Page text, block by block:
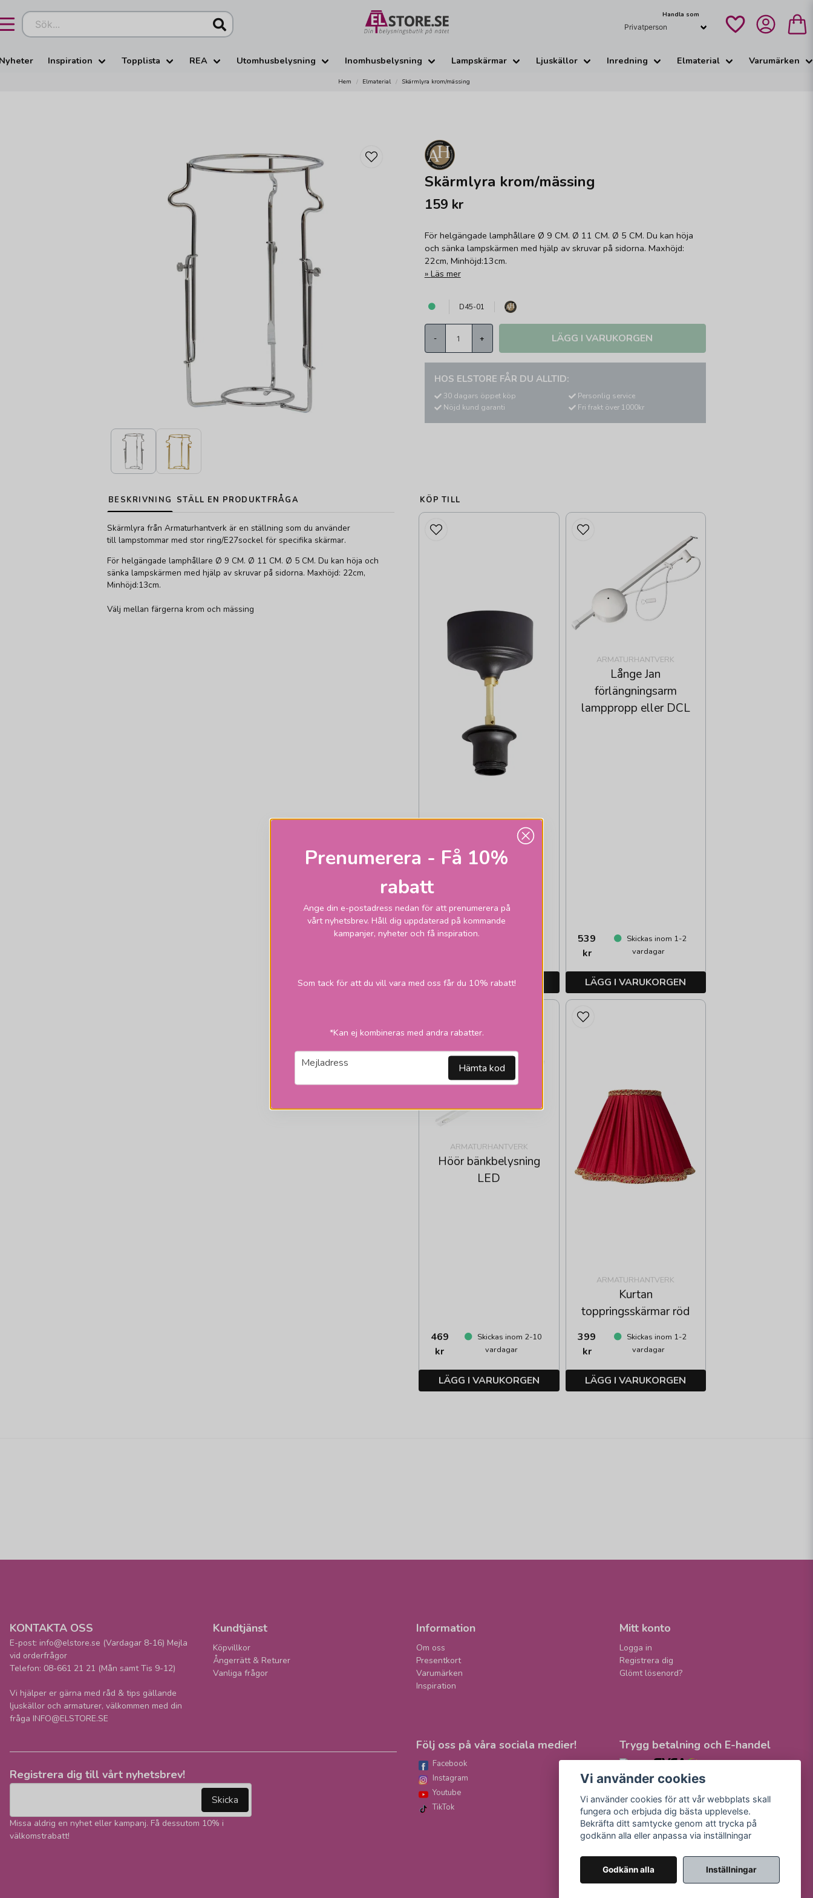
Sök... Handla som
Inspiration Topplista REA Utomhusbelysning Inomhusbelysning Lampskärmar Ljuskällor Inredning Elmaterial Varumärken
Hem Elmaterial Skärmlyra krom/mässing
Skärmlyra krom/mässing
159 kr
För helgängade lamphållare Ø 9 CM. Ø 11 CM. Ø 5 CM. Du kan höja
och sänka lampskärmen med hjälp av skruvar på sidorna. Maxhöjd:
22cm, Minhöjd:13cm.
Läs mer
D45-01
- + LÄGG I VARUKORGEN
HOS ELSTORE FÅR DU ALLTID:
30 dagars öppet köp
Nöjd kund garanti
Personlig service
Fri frakt över 1000kr
BESKRIVNING STÄLL EN PRODUKTFRÅGA
Skärmlyra från Armaturhantverk är en ställning som du använder
till lampstommar med stor ring/E27sockel för specifika skärmar.
För helgängade lamphållare Ø 9 CM. Ø 11 CM. Ø 5 CM. Du kan höja och
sänka lampskärmen med hjälp av skruvar på sidorna. Maxhöjd: 22cm,
Minhöjd:13cm.
Välj mellan färgerna krom och mässing
KÖP TILL
takupphäng
545
Skickas inom 2-10
LÄGG I VARUKORGEN
ARMATURHANTVERK
Långe Jan
förlängningsarm
lamppropp eller DCL
539
kr
Skickas inom 1-2
vardagar
LÄGG I VARUKORGEN
ARMATURHANTVERK
Höör bänkbelysning
LED
469
kr
Skickas inom 2-10
vardagar
LÄGG I VARUKORGEN
ARMATURHANTVERK
Kurtan
toppringsskärmar röd
399
kr
Skickas inom 1-2
vardagar
LÄGG I VARUKORGEN
Prenumerera - Få 10%
rabatt
Ange din e-postadress nedan för att prenumerera på
vårt nyhetsbrev. Håll dig uppdaterad på kommande
kampanjer, nyheter och få inspiration.
Som tack för att du vill vara med oss får du 10% rabatt!
*Kan ej kombineras med andra rabatter.
email
Mejladress Hämta kod
KONTAKTA OSS
E-post: info@elstore.se (Vardagar 8-16) Mejla
vid orderfrågor
Telefon: 08-661 21 21 (Mån samt Tis 9-12)
Vi hjälper er gärna med råd & tips gällande
ljuskällor och armaturer, välkommen med din
fråga INFO@ELSTORE.SE
Kundtjänst
Köpvillkor
Ångerrätt & Returer
Vanliga frågor
Information
Om oss
Presentkort
Varumärken
Inspiration
Mitt konto
Logga in
Registrera dig
Glömt lösenord?
Registrera dig till vårt nyhetsbrev!
Skicka
Missa aldrig en nyhet eller kampanj. Få dessutom 10% i
välkomstrabatt!
Följ oss på våra sociala medier!
Facebook
Instagram
Youtube
TikTok
Trygg betalning och E-handel
Vi använder cookies
Vi använder cookies för att vår webbplats skall
fungera och erbjuda dig bästa upplevelse.
Bekräfta ditt samtycke genom att trycka på
godkänn alla eller anpassa via inställningar
Godkänn alla Inställningar